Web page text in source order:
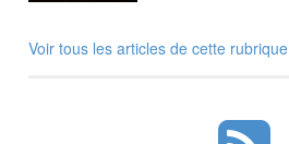
Voir tous les articles de cette rubrique